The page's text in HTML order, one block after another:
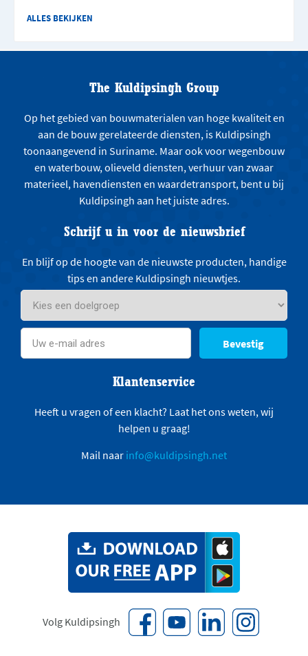
ALLES BEKIJKEN
The Kuldipsingh Group
Op het gebied van bouwmaterialen van hoge kwaliteit en
aan de bouw gerelateerde diensten, is Kuldipsingh
toonaangevend in Suriname. Maar ook voor wegenbouw
en waterbouw, olieveld diensten, verhuur van zwaar
materieel, havendiensten en waardetransport, bent u bij
Kuldipsingh aan het juiste adres.
Schrijf u in voor de nieuwsbrief
En blijf op de hoogte van de nieuwste producten, handige
tips en andere Kuldipsingh nieuwtjes.
Bevestig
Klantenservice
Heeft u vragen of een klacht? Laat het ons weten, wij
helpen u graag!
Mail naar info@kuldipsingh.net
Volg Kuldipsingh